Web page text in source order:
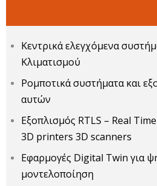
Κεντρικά ελεγχόμενα
Κλιματισμού
Ρομποτικά συστήματα και
αυτών
Εξοπλισμός RTLS – Real
3D printers 3D scanners
Εφαρμογές Digital Twin για
μοντελοποίηση